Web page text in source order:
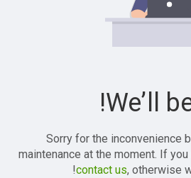
We’ll
Sorry for the inconvenience
maintenance at the moment. If
contact us, otherwise